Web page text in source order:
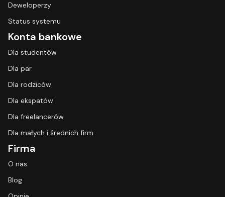
Deweloperzy
Status systemu
Konta bankowe
Dla studentów
Dla par
Dla rodziców
Dla ekspatów
Dla freelancerów
Dla małych i średnich firm
Firma
O nas
Blog